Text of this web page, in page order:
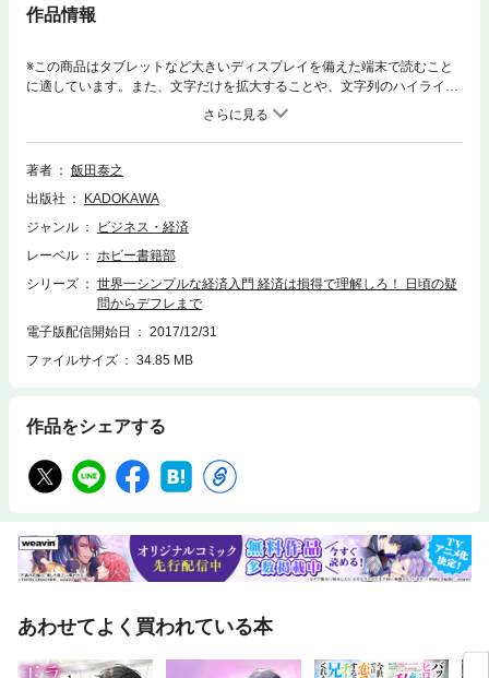
作品情報
※この商品はタブレットなど大きいディスプレイを備えた端末で読むこと
に適しています。また、文字だけを拡大することや、文字列のハイライ
ト、検索、辞書の参照、引用などの機能が使用できません。何が“得”で、
何が“損”かを意識することで、驚くほど簡単に、人と世界を動かすカラク
リが見えてきます。この動きが見えると、ニュースがわかり、ビジネスの
戦略が見え、生活は劇的に変わるようになります。 あなたの「お金」は一
門書です。＜主要目次＞第1章 経済学って何ですか？第2章 競争ってす
ばらしい？第3章 景気って何ですか？第4章 経済政策って何ですか？第
すか？第7章 政策、ニュースの正しい見方
著者
飯田泰之
出版社
KADOKAWA
ジャンル
ビジネス・経済
レーベル
ホビー書籍部
シリーズ
世界一シンプルな経済入門 経済は損得で理解しろ！ 日頃の疑
問からデフレまで
電子版配信開始日
2017/12/31
ファイルサイズ
34.85 MB
作品をシェアする
あわせてよく買われている本